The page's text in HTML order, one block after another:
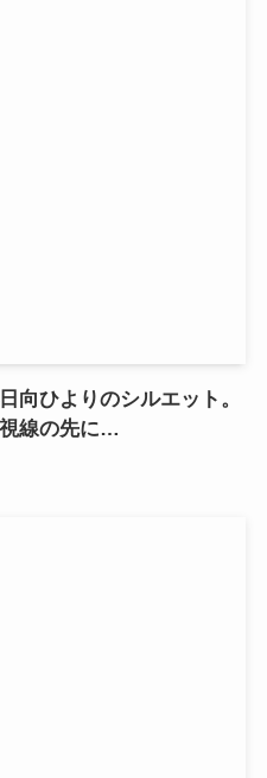
向ひよりのシルエット。
線の先に…